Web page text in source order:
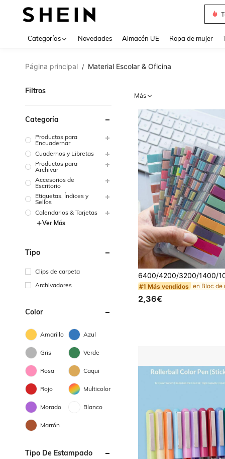
Categorías Novedades Almacén UE Ropa de mujer
Página principal / Material Escolar & Oficina
Filtros
Categoría
Productos para
Encuadernar
Cuadernos y Libretas
Productos para
Archivar
Accesorios de
Escritorio
Etiquetas, Índices y
Sellos
Calendarios & Tarjetas
Ver Más
Tipo
Clips de carpeta
Archivadores
Color
Amarillo Azul
Gris Verde
Rosa Caqui
Rojo Multicolor
Morado Blanco
Marrón
Tipo De Estampado
Más
#1 Más vendidos en Bloc de
2,36€